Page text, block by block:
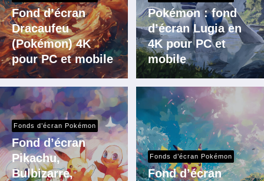
Fond d’écran
Dracaufeu
(Pokémon) 4K
pour PC et mobile
Pokémon : fond
d’écran Lugia en
4K pour PC et
mobile
Fonds d’écran Pokémon
Fond d’écran
Pikachu,
Bulbizarre,
Fonds d’écran Pokémon
Fond d’écran